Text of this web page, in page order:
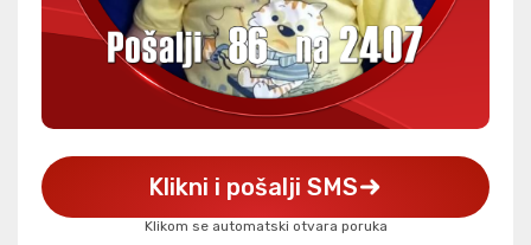
Klikni i pošalji SMS
Klikom se automatski otvara poruka